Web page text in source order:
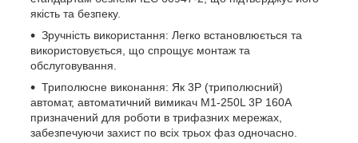
якість та безпеку.
Зручність використання: Легко встановлюється та
використовується, що спрощує монтаж та
обслуговування.
Триполюсне виконання: Як 3P (триполюсний)
автомат, автоматичний вимикач M1-250L 3P 160A
призначений для роботи в трифазних мережах,
забезпечуючи захист по всіх трьох фаз одночасно.